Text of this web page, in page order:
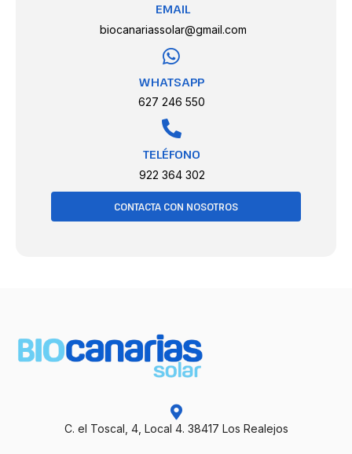
EMAIL
biocanariassolar@gmail.com
WHATSAPP
627 246 550
TELÉFONO
922 364 302
CONTACTA CON NOSOTROS
C. el Toscal, 4, Local 4. 38417 Los Realejos